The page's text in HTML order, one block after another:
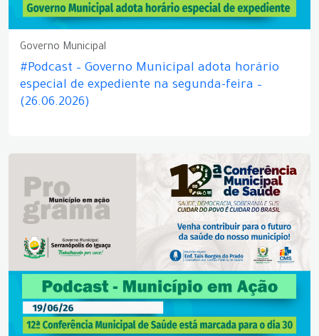
Governo Municipal
#Podcast – Governo Municipal adota horário
especial de expediente na segunda-feira –
(26.06.2026)